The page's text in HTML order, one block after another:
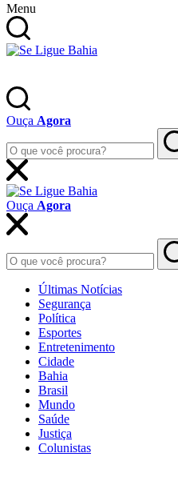
Menu
Ouça Agora
Ouça Agora
Últimas Notícias
Segurança
Política
Esportes
Entretenimento
Cidade
Bahia
Brasil
Mundo
Saúde
Justiça
Colunistas